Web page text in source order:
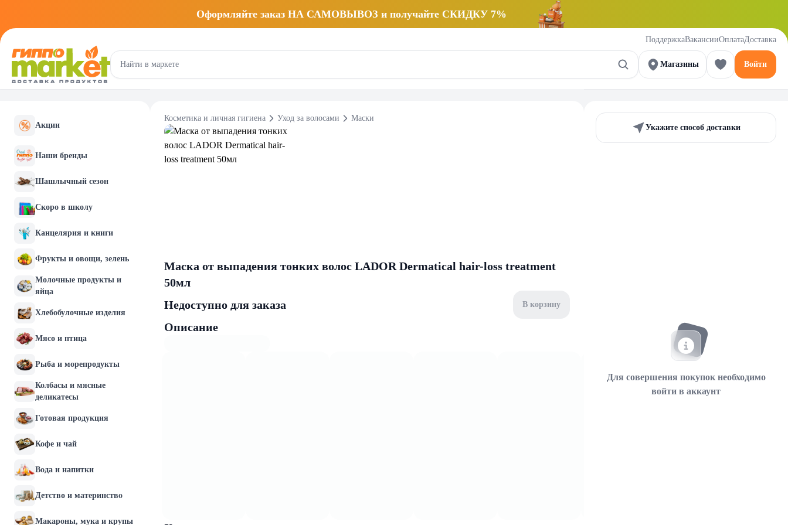
Оформляйте заказ НА САМОВЫВОЗ и получайте СКИДКУ 7%
ПоддержкаВакансииОплатаДоставка
Магазины Войти
Акции
Наши бренды
Шашлычный сезон
Скоро в школу
Канцелярия и книги
Фрукты и овощи, зелень
Молочные продукты и
яйца
Хлебобулочные изделия
Мясо и птица
Рыба и морепродукты
Колбасы и мясные
деликатесы
Готовая продукция
Кофе и чай
Вода и напитки
Детство и материнство
Макароны, мука и крупы
Косметика и личная гигиена Уход за волосами Маски
Маска от выпадения тонких волос LADOR Dermatical hair-loss treatment
50мл
Недоступно для заказа
В корзину
Описание
Укажите способ доставки
Для совершения покупок необходимо
войти в аккаунт